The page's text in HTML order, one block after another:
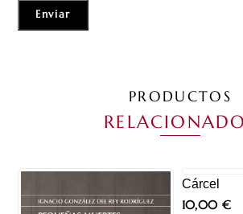
PRODUCTOS
Cárcel
10,00 €